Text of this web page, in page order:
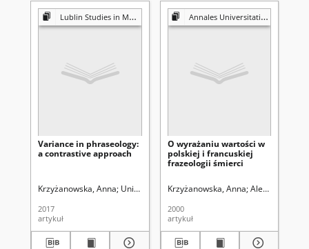
Lublin Studies in Modern Languages and Literature
Variance in phraseology:
a contrastive approach
Krzyżanowska, Anna Uniwersytet Marii Curie-Skłodowskiej (Lublin).
2017
artykuł
Annales Universitatis Mariae Curie-Skłodowska. Sectio FF, Philologiae
O wyrażaniu wartości w
polskiej i francuskiej
frazeologii śmierci
Krzyżanowska, Anna
2000
artykuł